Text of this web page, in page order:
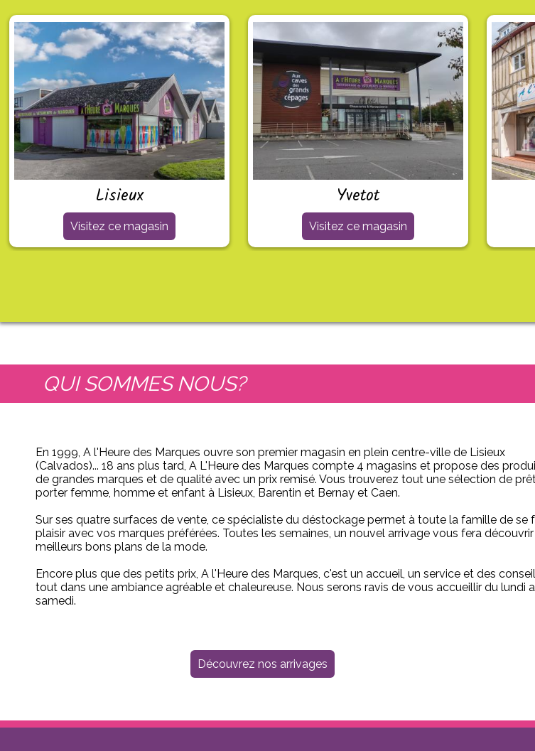
Lisieux
Visitez ce magasin
Yvetot
Visitez ce magasin
QUI SOMMES NOUS?
En 1999, A l'Heure des Marques ouvre son premier magasin en plein centre-ville de Lisieux
(Calvados)... 18 ans plus tard, A L'Heure des Marques compte 4 magasins et propose des
de grandes marques et de qualité avec un prix remisé. Vous trouverez tout une sélection de
porter femme, homme et enfant à Lisieux, Barentin et Bernay et Caen.
Sur ses quatre surfaces de vente, ce spécialiste du déstockage permet à toute la famille de se
plaisir avec vos marques préférées. Toutes les semaines, un nouvel arrivage vous fera découvrir
meilleurs bons plans de la mode.
Encore plus que des petits prix, A l'Heure des Marques, c'est un accueil, un service et des
tout dans une ambiance agréable et chaleureuse. Nous serons ravis de vous accueillir du lundi
samedi.
Découvrez nos arrivages